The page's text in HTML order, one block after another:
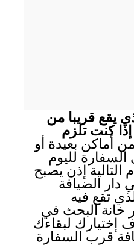
يقع قريبا من
كنت تلزم
أماكن بعيدة أو
السفارة لليوم
التالية إذن يصبح
دار الضيافة
تقع فيه
خانة البحث في
إختيارك لبقاءك
قرب السفارة